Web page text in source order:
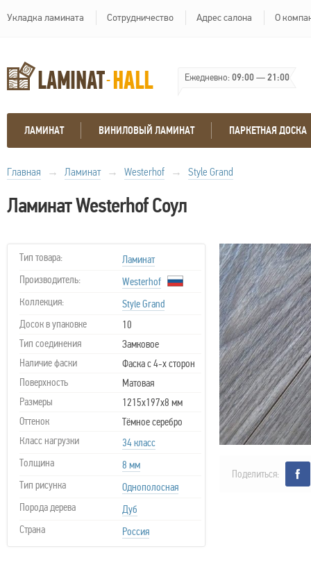
Укладка ламината Сотрудничество Адрес салона О
Ежедневно:09:00—21:00
ЛАМИНАТ ВИНИЛОВЫЙ ЛАМИНАТ ПАРКЕТНАЯ ДОСКА
Главная → Ламинат → Westerhof → Style Grand
Ламинат Westerhof Соул
Тип товара:
Ламинат
Производитель:
Westerhof
Коллекция:
Style Grand
Досок в упаковке
10
Тип соединения
Замковое
Наличие фаски
Фаска с 4-х сторон
Поверхность
Матовая
Размеры
1215х197х8 мм
Оттенок
Тёмное серебро
Класс нагрузки
34 класс
Толщина
8 мм
Тип рисунка
Однополосная
Порода дерева
Дуб
Страна
Россия
Поделиться: